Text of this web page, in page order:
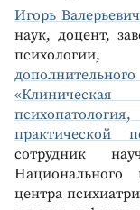
Игорь
наук, доцент,
практической
сотрудник
Национального
центра